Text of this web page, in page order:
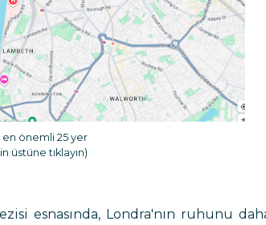
önemli 25 yer
üstüne tıklayın)
esnasında, Londra'nın ruhunu